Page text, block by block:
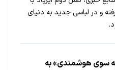
و در لباسی جدید به دنیای
به سوی هوشمندی» به